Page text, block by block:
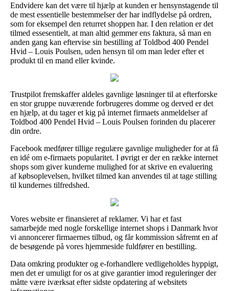
Endvidere kan det være til hjælp at kunden er hensynstagende til
de mest essentielle bestemmelser der har indflydelse på ordren,
som for eksempel den returret shoppen har. I den relation er det
tilmed essesentielt, at man altid gemmer ens faktura, så man en
anden gang kan eftervise sin bestilling af Toldbod 400 Pendel
Hvid – Louis Poulsen, uden hensyn til om man leder efter et
produkt til en mand eller kvinde.
Trustpilot fremskaffer aldeles gavnlige løsninger til at efterforske
en stor gruppe nuværende forbrugeres domme og derved er det
en hjælp, at du tager et kig på internet firmaets anmeldelser af
Toldbod 400 Pendel Hvid – Louis Poulsen forinden du placerer
din ordre.
Facebook medfører tillige regulære gavnlige muligheder for at få
en idé om e-firmaets popularitet. I øvrigt er der en række internet
shops som giver kunderne mulighed for at skrive en evaluering
af købsoplevelsen, hvilket tilmed kan anvendes til at tage stilling
til kundernes tilfredshed.
Vores website er finansieret af reklamer. Vi har et fast
samarbejde med nogle forskellige internet shops i Danmark hvor
vi annoncerer firmaernes tilbud, og får kommission såfremt en af
de besøgende på vores hjemmeside fuldfører en bestilling.
Data omkring produkter og e-forhandlere vedligeholdes hyppigt,
men det er umuligt for os at give garantier imod reguleringer der
måtte være iværksat efter sidste opdatering af websitets